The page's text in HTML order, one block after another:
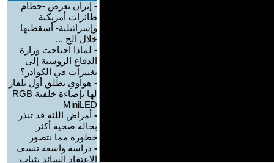
- إيران تعرض -حطام
طائرات أمريكية
وإسرائيلية- أسقطتها
خلال الح ...
- لماذا احتاجت وزارة
الدفاع الروسية إلى
تغييرات في الكوادر؟
- هواوي تطلق أول تلفاز
لها بإضاءة خلفية RGB
MiniLED
- أمراض اللثة قد تنذر
بحالة صحية أكثر
خطورة مما نتصور
- دراسة واسعة تنسف
الاعتقاد السائد بثبات